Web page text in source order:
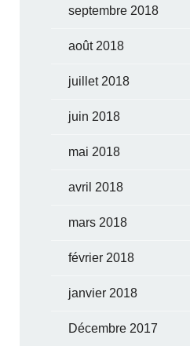
septembre 2018
août 2018
juillet 2018
juin 2018
mai 2018
avril 2018
mars 2018
février 2018
janvier 2018
Décembre 2017